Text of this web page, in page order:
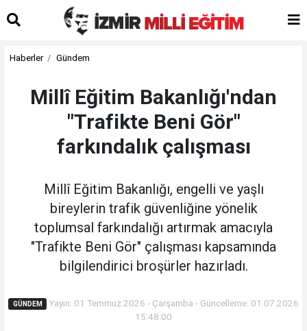
Haberler Gündem
Millî Eğitim Bakanlığı'ndan
"Trafikte Beni Gör"
farkındalık çalışması
Millî Eğitim Bakanlığı, engelli ve yaşlı
bireylerin trafik güvenliğine yönelik
toplumsal farkındalığı artırmak amacıyla
"Trafikte Beni Gör" çalışması kapsamında
bilgilendirici broşürler hazırladı.
GÜNDEM
Yayın: 01 Temmuz 2026 - Çarşamba - Güncelleme: 01.07.2026
15:48:00